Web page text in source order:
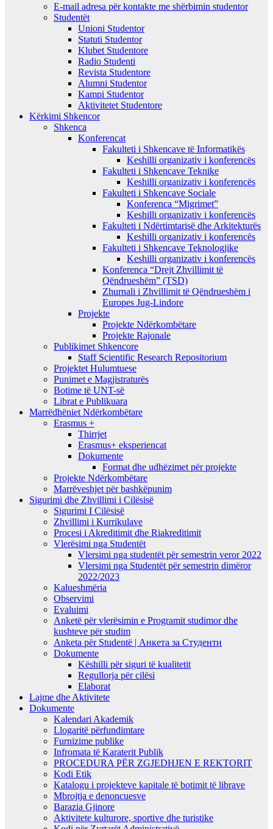
E-mail adresa për kontakte me shërbimin studentor
Studentët
Unioni Studentor
Statuti Studentor
Klubet Studentore
Radio Studenti
Revista Studentore
Alumni Studentor
Kampi Studentor
Aktivitetet Studentore
Kërkimi Shkencor
Shkenca
Konferencat
Fakulteti i Shkencave të Informatikës
Keshilli organizativ i konferencës
Fakulteti i Shkencave Teknike
Keshilli organizativ i konferencës
Fakulteti i Shkencave Sociale
Konferenca “Migrimet”
Keshilli organizativ i konferencës
Fakulteti i Ndërtimtarisë dhe Arkitekturës
Keshilli organizativ i konferencës
Fakulteti i Shkencave Teknologjike
Keshilli organizativ i konferencës
Konferenca “Drejt Zhvillimit të
Qëndrueshëm” (TSD)
Zhurnali i Zhvillimit të Qëndrueshëm i
Europes Jug-Lindore
Projekte
Projekte Ndërkombëtare
Projekte Rajonale
Publikimet Shkencore
Staff Scientific Research Repositorium
Projektet Hulumtuese
Punimet e Magjistraturës
Botime të UNT-së
Librat e Publikuara
Marrëdhëniet Ndërkombëtare
Erasmus +
Thirrjet
Erasmus+ eksperiencat
Dokumente
Format dhe udhëzimet për projekte
Projekte Ndërkombëtare
Marrëveshjet për bashkëpunim
Sigurimi dhe Zhvillimi i Cilësisë
Sigurimi I Cilësisë
Zhvillimi i Kurrikulave
Procesi i Akreditimit dhe Riakreditimit
Vlerësimi nga Studentët
Vlersimi nga studentët për semestrin veror 2022
Vlersimi nga Studentët për semestrin dimëror
2022/2023
Kalueshmëria
Observimi
Evaluimi
Anketë për vlerësimin e Programit studimor dhe
kushteve për studim
Anketa për Studentë | Анкета за Студенти
Dokumente
Këshilli për siguri të kualitetit
Regullorja për cilësi
Elaborat
Lajme dhe Aktivitete
Dokumente
Kalendari Akademik
Llogaritë përfundimtare
Furnizime publike
Infromata të Karaterit Publik
PROCEDURA PËR ZGJEDHJEN E REKTORIT
Kodi Etik
Katalogu i projekteve kapitale të botimit të librave
Mbrojtja e denoncuesve
Barazia Gjinore
Aktivitete kulturore, sportive dhe turistike